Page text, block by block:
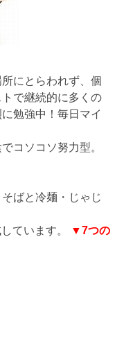
にとらわれず、個
で継続的に多くの
勉強中！毎日マイ
コソコソ努力型。
ばと冷麺・じゃじ
ています。
▼7つの